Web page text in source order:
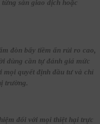
sàn giao dịch hoặc
đòn bẩy tiềm ẩn rủi ro cao,
dùng cần tự đánh giá mức
quyết định đầu tư và chỉ
trường.
đối với mọi thiệt hại trực